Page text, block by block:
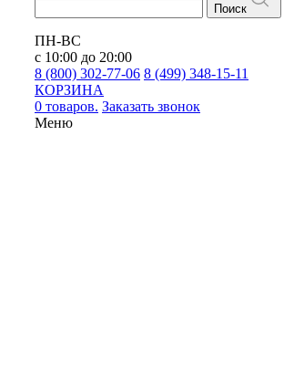
Поиск
ПН-ВС
с 10:00 до 20:00
8 (800) 302-77-06 8 (499) 348-15-11
КОРЗИНА
0 товаров. Заказать звонок
Меню